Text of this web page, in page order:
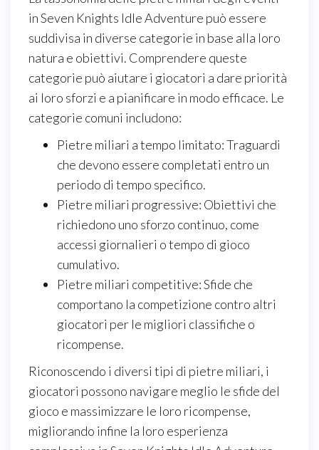
in Seven Knights Idle Adventure può essere
suddivisa in diverse categorie in base alla loro
natura e obiettivi. Comprendere queste
categorie può aiutare i giocatori a dare priorità
ai loro sforzi e a pianificare in modo efficace. Le
categorie comuni includono:
Pietre miliari a tempo limitato: Traguardi
che devono essere completati entro un
periodo di tempo specifico.
Pietre miliari progressive: Obiettivi che
richiedono uno sforzo continuo, come
accessi giornalieri o tempo di gioco
cumulativo.
Pietre miliari competitive: Sfide che
comportano la competizione contro altri
giocatori per le migliori classifiche o
ricompense.
Riconoscendo i diversi tipi di pietre miliari, i
giocatori possono navigare meglio le sfide del
gioco e massimizzare le loro ricompense,
migliorando infine la loro esperienza